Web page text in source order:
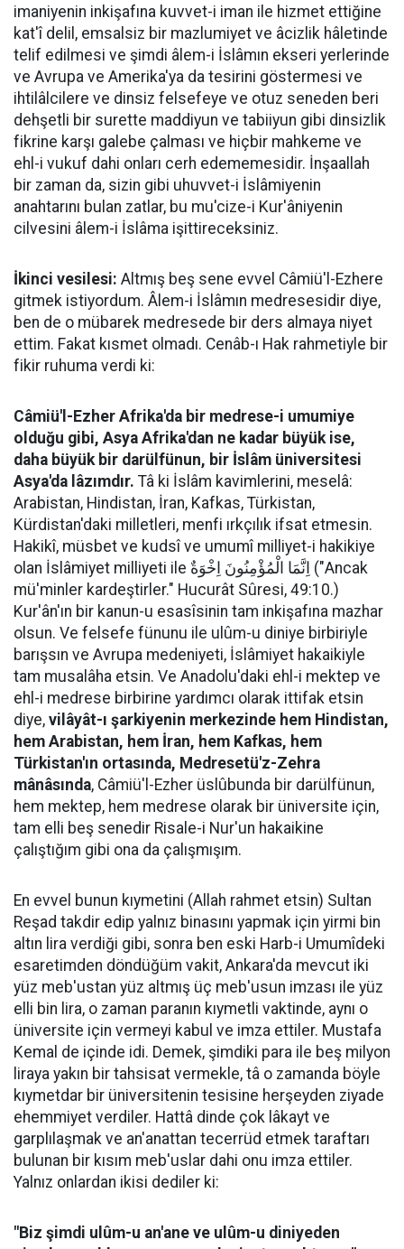
imaniyenin inkişafına kuvvet-i iman ile hizmet ettiğine
kat'î delil, emsalsiz bir mazlumiyet ve âcizlik hâletinde
telif edilmesi ve şimdi âlem-i İslâmın ekseri yerlerinde
ve Avrupa ve Amerika'ya da tesirini göstermesi ve
ihtilâlcilere ve dinsiz felsefeye ve otuz seneden beri
dehşetli bir surette maddiyun ve tabiiyun gibi dinsizlik
fikrine karşı galebe çalması ve hiçbir mahkeme ve
ehl-i vukuf dahi onları cerh edememesidir. İnşaallah
bir zaman da, sizin gibi uhuvvet-i İslâmiyenin
anahtarını bulan zatlar, bu mu'cize-i Kur'âniyenin
cilvesini âlem-i İslâma işittireceksiniz.
İkinci vesilesi: Altmış beş sene evvel Câmiü'l-Ezhere
gitmek istiyordum. Âlem-i İslâmın medresesidir diye,
ben de o mübarek medresede bir ders almaya niyet
ettim. Fakat kısmet olmadı. Cenâb-ı Hak rahmetiyle bir
fikir ruhuma verdi ki:
Câmiü'l-Ezher Afrika'da bir medrese-i umumiye
olduğu gibi, Asya Afrika'dan ne kadar büyük ise,
daha büyük bir darülfünun, bir İslâm üniversitesi
Asya'da lâzımdır. Tâ ki İslâm kavimlerini, meselâ:
Arabistan, Hindistan, İran, Kafkas, Türkistan,
Kürdistan'daki milletleri, menfi ırkçılık ifsat etmesin.
Hakikî, müsbet ve kudsî ve umumî milliyet-i hakikiye
olan İslâmiyet milliyeti ile اِنَّمَا الْمُؤْمِنُونَ اِخْوَةٌ ("Ancak
mü'minler kardeştirler." Hucurât Sûresi, 49:10.)
Kur'ân'ın bir kanun-u esasîsinin tam inkişafına mazhar
olsun. Ve felsefe fünunu ile ulûm-u diniye birbiriyle
barışsın ve Avrupa medeniyeti, İslâmiyet hakaikiyle
tam musalâha etsin. Ve Anadolu'daki ehl-i mektep ve
ehl-i medrese birbirine yardımcı olarak ittifak etsin
diye, vilâyât-ı şarkiyenin merkezinde hem Hindistan,
hem Arabistan, hem İran, hem Kafkas, hem
Türkistan'ın ortasında, Medresetü'z-Zehra
mânâsında, Câmiü'l-Ezher üslûbunda bir darülfünun,
hem mektep, hem medrese olarak bir üniversite için,
tam elli beş senedir Risale-i Nur'un hakaikine
çalıştığım gibi ona da çalışmışım.
En evvel bunun kıymetini (Allah rahmet etsin) Sultan
Reşad takdir edip yalnız binasını yapmak için yirmi bin
altın lira verdiği gibi, sonra ben eski Harb-i Umumîdeki
esaretimden döndüğüm vakit, Ankara'da mevcut iki
yüz meb'ustan yüz altmış üç meb'usun imzası ile yüz
elli bin lira, o zaman paranın kıymetli vaktinde, aynı o
üniversite için vermeyi kabul ve imza ettiler. Mustafa
Kemal de içinde idi. Demek, şimdiki para ile beş milyon
liraya yakın bir tahsisat vermekle, tâ o zamanda böyle
kıymetdar bir üniversitenin tesisine herşeyden ziyade
ehemmiyet verdiler. Hattâ dinde çok lâkayt ve
garplılaşmak ve an'anattan tecerrüd etmek taraftarı
bulunan bir kısım meb'uslar dahi onu imza ettiler.
Yalnız onlardan ikisi dediler ki:
"Biz şimdi ulûm-u an'ane ve ulûm-u diniyeden